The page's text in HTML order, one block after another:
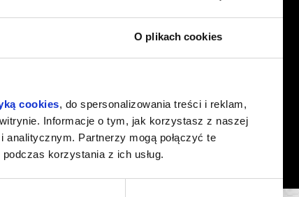
O plikach cookies
cookies, do spersonalizowania treści i reklam,
Informacje o tym, jak korzystasz z naszej
Partnerzy mogą połączyć te
korzystania z ich usług.